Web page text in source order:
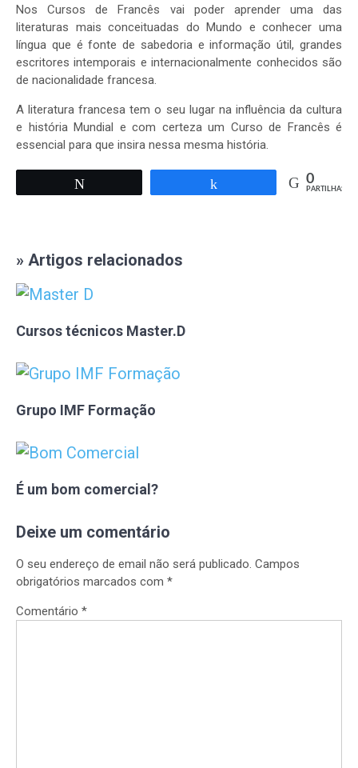
Nos Cursos de Francês vai poder aprender uma das
literaturas mais conceituadas do Mundo e conhecer uma
língua que é fonte de sabedoria e informação útil, grandes
escritores intemporais e internacionalmente conhecidos são
de nacionalidade francesa.
A literatura francesa tem o seu lugar na influência da cultura
e história Mundial e com certeza um Curso de Francês é
essencial para que insira nessa mesma história.
0
PARTILHAS
» Artigos relacionados
Cursos técnicos Master.D
Grupo IMF Formação
É um bom comercial?
Deixe um comentário
O seu endereço de email não será publicado. Campos
obrigatórios marcados com *
Comentário *